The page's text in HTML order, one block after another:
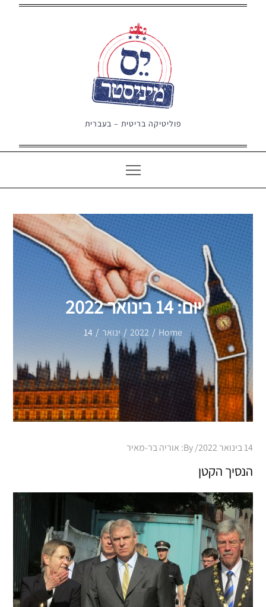
פוליטיקה בריטית – בעברית
יום:14 בינואר 2022
Home
2022 ינואר 14
Posted
14 בינואר 2022 By: אוריה בר-מאיר
הנסיך הקטן